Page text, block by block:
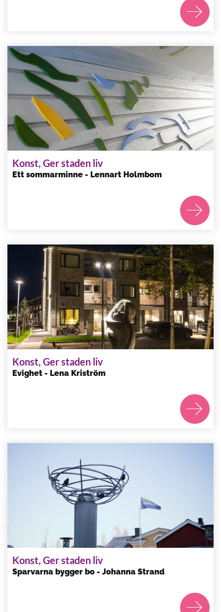
Konst, Ger staden liv
Ett sommarminne - Lennart Holmbom
Konst, Ger staden liv
Evighet - Lena Kriström
Konst, Ger staden liv
Sparvarna bygger bo - Johanna Strand